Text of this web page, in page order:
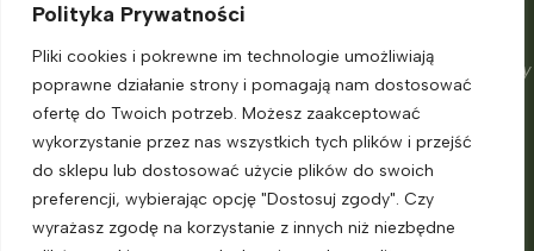
Polityka Prywatności
Pliki cookies i pokrewne im technologie umożliwiają
poprawne działanie strony i pomagają nam dostosować
ofertę do Twoich potrzeb. Możesz zaakceptować
wykorzystanie przez nas wszystkich tych plików i przejść
do sklepu lub dostosować użycie plików do swoich
preferencji, wybierając opcję "Dostosuj zgody". Czy
wyrażasz zgodę na korzystanie z innych niż niezbędne
edukacyjny, informacyjny oraz hobbistyczny.
chorobom. Nie zastąpią one porady eksperta, o którą powinniśmy
zadbać.
Informacje dla klienta
Moje konto
Polityka prywatności